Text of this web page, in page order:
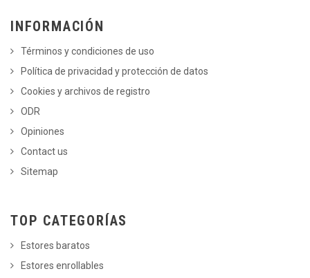
INFORMACIÓN
Términos y condiciones de uso
Política de privacidad y protección de datos
Cookies y archivos de registro
ODR
Opiniones
Contact us
Sitemap
TOP CATEGORÍAS
Estores baratos
Estores enrollables